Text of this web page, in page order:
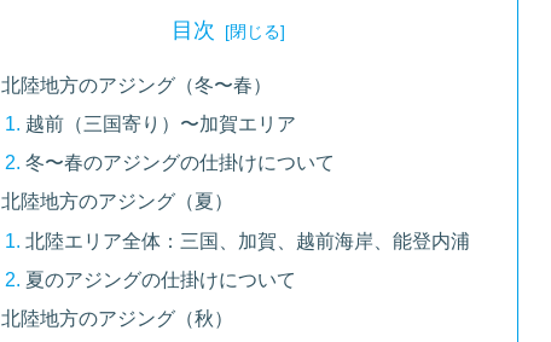
目次
北陸地方のアジング（冬〜春）
越前（三国寄り）〜加賀エリア
冬〜春のアジングの仕掛けについて
北陸地方のアジング（夏）
北陸エリア全体：三国、加賀、越前海岸、能登内浦
夏のアジングの仕掛けについて
北陸地方のアジング（秋）